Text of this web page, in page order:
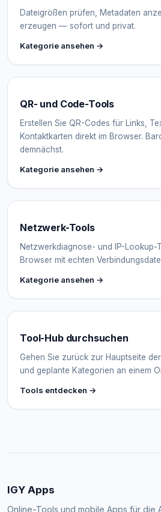
Dateigrößen prüfen, Metadaten
erzeugen — sofort und privat.
Kategorie ansehen →
QR- und Code-Tools
Erstellen Sie QR-Codes für Links,
Kontaktkarten direkt im Browser.
demnächst.
Kategorie ansehen →
Netzwerk-Tools
Netzwerkdiagnose- und IP-Lookup-
Browser mit echten
Kategorie ansehen →
Tool-Hub durchsuchen
Gehen Sie zurück zur Hauptseite
und geplante Kategorien an einem
Tools entdecken →
IGY Apps
Online-Tools und mobile Apps für die